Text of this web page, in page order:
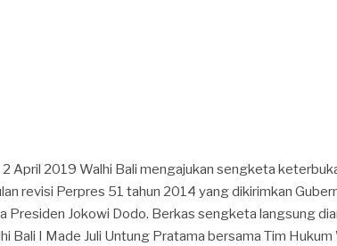
2 April 2019 Walhi Bali mengajukan sengketa
revisi Perpres 51 tahun 2014 yang dikirimkan
Presiden Jokowi Dodo. Berkas sengketa langsung
Bali I Made Juli Untung Pratama bersama Tim Hukum